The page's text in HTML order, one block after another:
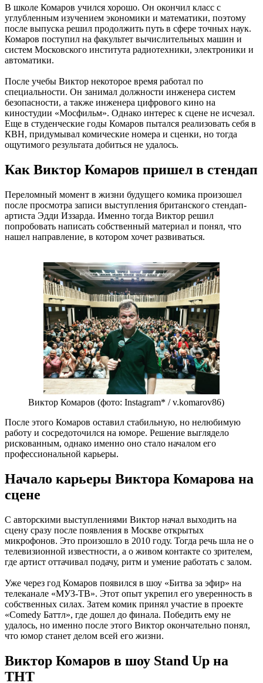
В школе Комаров учился хорошо. Он окончил класс с
углубленным изучением экономики и математики, поэтому
после выпуска решил продолжить путь в сфере точных наук.
Комаров поступил на факультет вычислительных машин и
систем Московского института радиотехники, электроники и
автоматики.
После учебы Виктор некоторое время работал по
специальности. Он занимал должности инженера систем
безопасности, а также инженера цифрового кино на
киностудии «Мосфильм». Однако интерес к сцене не исчезал.
Еще в студенческие годы Комаров пытался реализовать себя в
КВН, придумывал комические номера и сценки, но тогда
ощутимого результата добиться не удалось.
Как Виктор Комаров пришел в стендап
Переломный момент в жизни будущего комика произошел
после просмотра записи выступления британского стендап-
артиста Эдди Иззарда. Именно тогда Виктор решил
попробовать написать собственный материал и понял, что
нашел направление, в котором хочет развиваться.
Виктор Комаров (фото: Instagram* / v.komarov86)
После этого Комаров оставил стабильную, но нелюбимую
работу и сосредоточился на юморе. Решение выглядело
рискованным, однако именно оно стало началом его
профессиональной карьеры.
Начало карьеры Виктора Комарова на
сцене
С авторскими выступлениями Виктор начал выходить на
сцену сразу после появления в Москве открытых
микрофонов. Это произошло в 2010 году. Тогда речь шла не о
телевизионной известности, а о живом контакте со зрителем,
где артист оттачивал подачу, ритм и умение работать с залом.
Уже через год Комаров появился в шоу «Битва за эфир» на
телеканале «МУЗ-ТВ». Этот опыт укрепил его уверенность в
собственных силах. Затем комик принял участие в проекте
«Comedy Баттл», где дошел до финала. Победить ему не
удалось, но именно после этого Виктор окончательно понял,
что юмор станет делом всей его жизни.
Виктор Комаров в шоу Stand Up на
ТНТ